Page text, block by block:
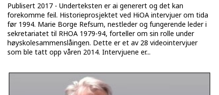
Publisert 2017 - Underteksten er ai generert og det kan
forekomme feil. Historieprosjektet ved HiOA intervjuer om tida
før 1994. Marie Borge Refsum, nestleder og fungerende leder i
sekretariatet til RHOA 1979-94, forteller om sin rolle under
høyskolesammenslåingen. Dette er et av 28 videointervjuer
som ble tatt opp våren 2014. Intervjuene er...